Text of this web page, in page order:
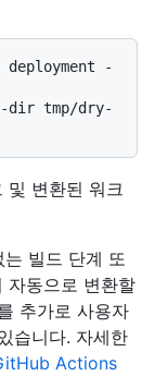
-
dir tmp/dry-
및 변환된 워크
빌드 단계 또
자동으로 변환할
추가로 사용자
습니다. 자세한
Actions